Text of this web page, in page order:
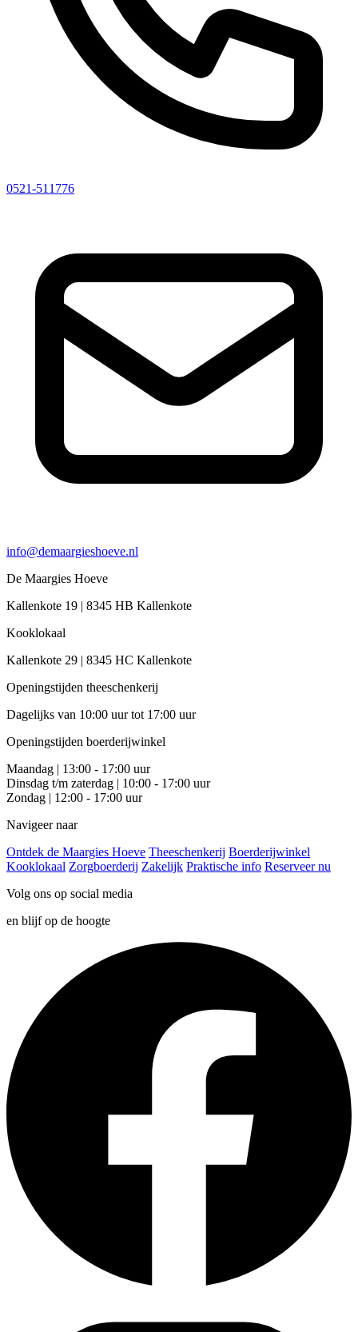
0521-511776
info@demaargieshoeve.nl
De Maargies Hoeve
Kallenkote 19 | 8345 HB Kallenkote
Kooklokaal
Kallenkote 29 | 8345 HC Kallenkote
Openingstijden theeschenkerij
Dagelijks van 10:00 uur tot 17:00 uur
Openingstijden boerderijwinkel
Maandag | 13:00 - 17:00 uur
Dinsdag t/m zaterdag | 10:00 - 17:00 uur
Zondag | 12:00 - 17:00 uur
Navigeer naar
Ontdek de Maargies Hoeve Theeschenkerij Boerderijwinkel
Kooklokaal Zorgboerderij Zakelijk Praktische info Reserveer nu
Volg ons op social media
en blijf op de hoogte